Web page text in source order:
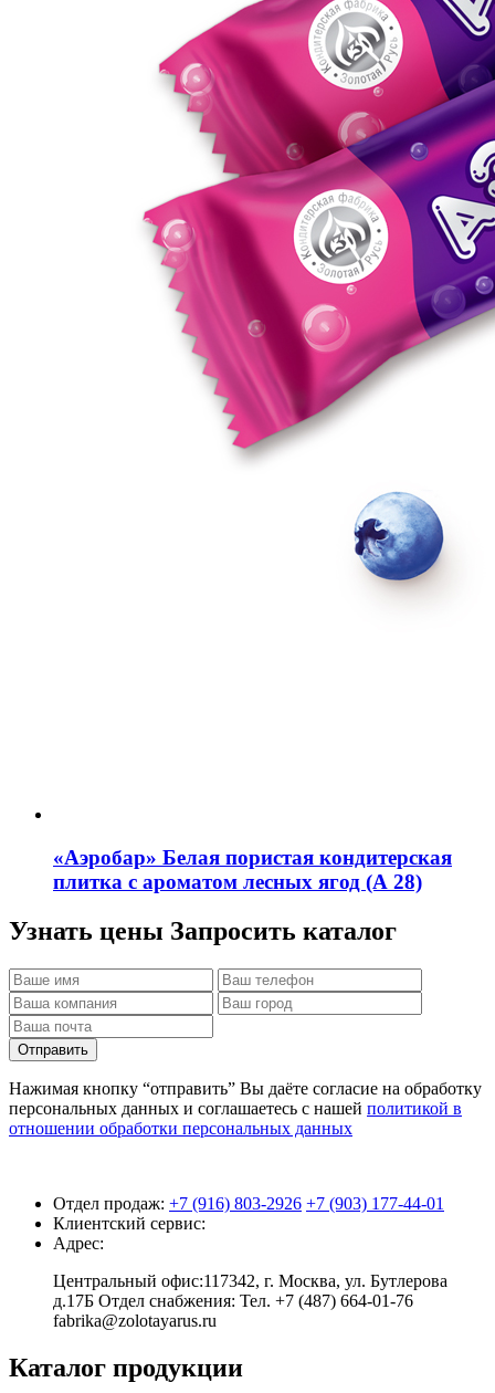
«Аэробар» Белая пористая кондитерская
плитка с ароматом лесных ягод (А 28)
Узнать цены Запросить каталог
Отправить
Нажимая кнопку “отправить” Вы даёте согласие на обработку
персональных данных и соглашаетесь с нашей политикой в
отношении обработки персональных данных
Отдел продаж: +7 (916) 803-2926 +7 (903) 177-44-01
Клиентский сервис:
Адрес:
Центральный офис:117342, г. Москва, ул. Бутлерова
д.17Б Отдел снабжения: Тел. +7 (487) 664-01-76
fabrika@zolotayarus.ru
Каталог продукции